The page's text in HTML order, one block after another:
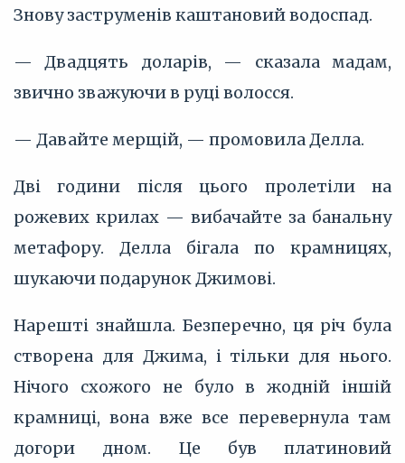
Знову заструменів каштановий водоспад.
— Двадцять доларів, — сказала мадам,
звично зважуючи в руці волосся.
— Давайте мерщій, — промовила Делла.
Дві години після цього пролетіли на
рожевих крилах — вибачайте за банальну
метафору. Делла бігала по крамницях,
шукаючи подарунок Джимові.
Нарешті знайшла. Безперечно, ця річ була
створена для Джима, і тільки для нього.
Нічого схожого не було в жодній іншій
крамниці, вона вже все перевернула там
догори дном. Це був платиновий